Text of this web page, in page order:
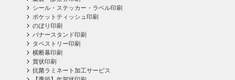
シール・ステッカー・ラベル印刷
ポケットティッシュ印刷
のぼり印刷
バナースタンド印刷
タペストリー印刷
横断幕印刷
賞状印刷
抗菌ラミネート加工サービス